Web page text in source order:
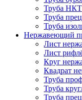
Труба НКТ
Труба
Труба
Нержавеющий
Лист
Лист
Круг
Квадрат
Труба
Труба
Труба